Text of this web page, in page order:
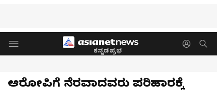
ಕನ್ನಡಪ್ರಭ
ಆರೋಪಿಗೆ ನೆರವಾದವರು ಪರಿಹಾರಕ್ಕೆ